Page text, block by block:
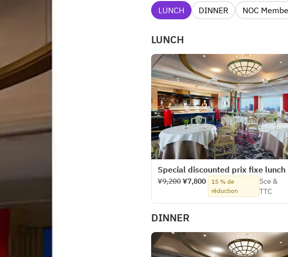
LUNCH DINNER NOC
LUNCH
Special discounted prix fixe lunch
¥9,200 ¥7,800
15 % de
réduction
Sce &
TTC
DINNER